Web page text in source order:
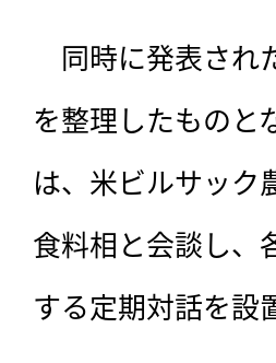
同時に発表され
を整理したものと
は、米ビルサック
食料相と会談し、
する定期対話を設